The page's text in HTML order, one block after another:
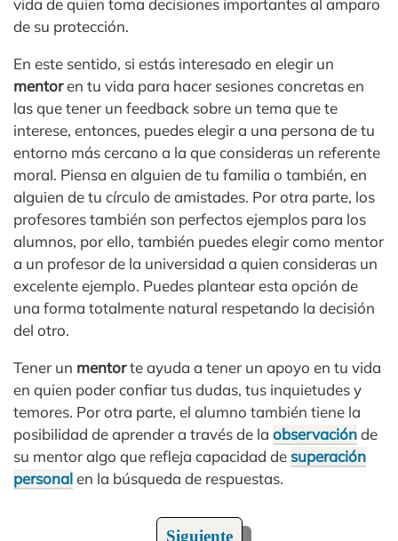
vida de quien toma decisiones importantes al amparo
de su protección.
En este sentido, si estás interesado en elegir un
mentoren tu vida para hacer sesiones concretas en
las que tener un feedback sobre un tema que te
interese, entonces, puedes elegir a una persona de tu
entorno más cercano a la que consideras un referente
moral. Piensa en alguien de tu familia o también, en
alguien de tu círculo de amistades. Por otra parte, los
profesores también son perfectos ejemplos para los
alumnos, por ello, también puedes elegir como mentor
a un profesor de la universidad a quien consideras un
excelente ejemplo. Puedes plantear esta opción de
una forma totalmente natural respetando la decisión
del otro.
Tener un mentorte ayuda a tener un apoyo en tu vida
en quien poder confiar tus dudas, tus inquietudes y
temores. Por otra parte, el alumno también tiene la
posibilidad de aprender a través de la observaciónde
su mentor algo que refleja capacidad de superación
personalen la búsqueda de respuestas.
Siguiente